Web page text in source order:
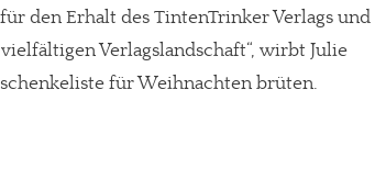
den Erhalt des TintenTrinker Verlags und
Verlagslandschaft“, wirbt Julie
für Weihnachten brüten.